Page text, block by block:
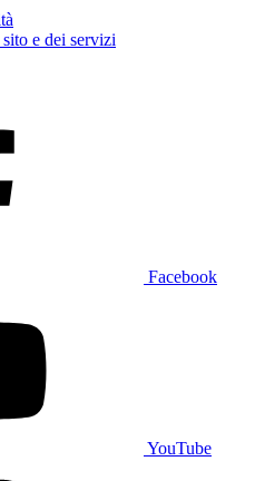
e dei servizi
Facebook
YouTube